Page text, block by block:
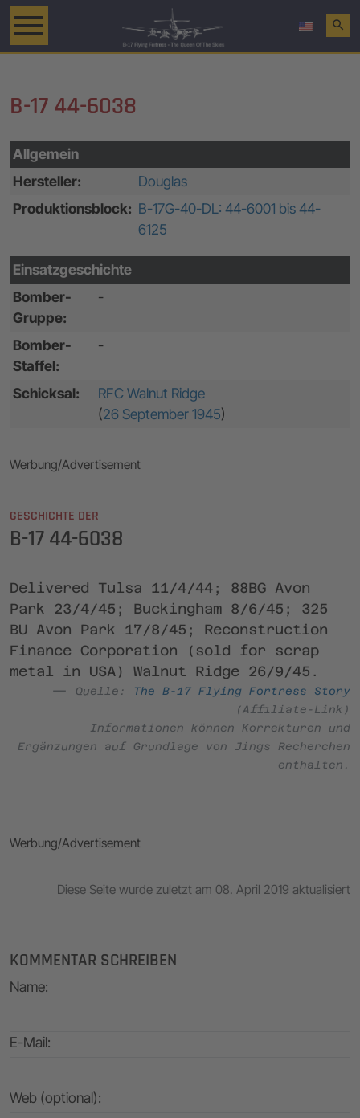
search
B-17 44-6038
Allgemein
Hersteller:
Douglas
Produktionsblock: B-17G-40-DL: 44-6001 bis 44-
6125
Einsatzgeschichte
Bomber-
Gruppe:
-
Bomber-
Staffel:
-
Schicksal:
RFC Walnut Ridge
(26 September 1945)
Werbung/Advertisement
GESCHICHTE DER
B-17 44-6038
Delivered Tulsa 11/4/44; 88BG Avon
Park 23/4/45; Buckingham 8/6/45; 325
BU Avon Park 17/8/45; Reconstruction
Finance Corporation (sold for scrap
metal in USA) Walnut Ridge 26/9/45.
Quelle:
The B-17 Flying Fortress Story
(Affiliate-Link)
Informationen können Korrekturen und
Ergänzungen auf Grundlage von Jings Recherchen
enthalten.
Werbung/Advertisement
Diese Seite wurde zuletzt am 08. April 2019 aktualisiert
KOMMENTAR SCHREIBEN
Name:
E-Mail:
Web (optional):